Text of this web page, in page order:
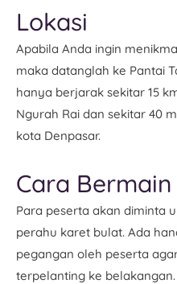
Lokasi
Apabila Anda ingin
maka datanglah ke Pantai
hanya berjarak sekitar 15
Ngurah Rai dan sekitar 40
kota Denpasar.
Cara
Para peserta akan diminta
perahu karet bulat. Ada
pegangan oleh peserta
terpelanting ke belakangan.